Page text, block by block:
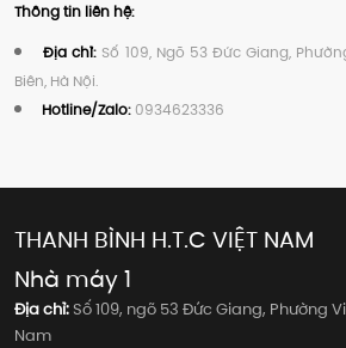
Thông tin liên hệ:
Địa chỉ: Số 109, Ngõ 53 Đức Giang,
Biên, Hà Nội.
Hotline/Zalo: 0934623336
THANH BÌNH H.T.C VIỆT NAM
Nhà máy 1
Địa chỉ:Số 109, ngõ 53 Đức Giang, Phường
Nam